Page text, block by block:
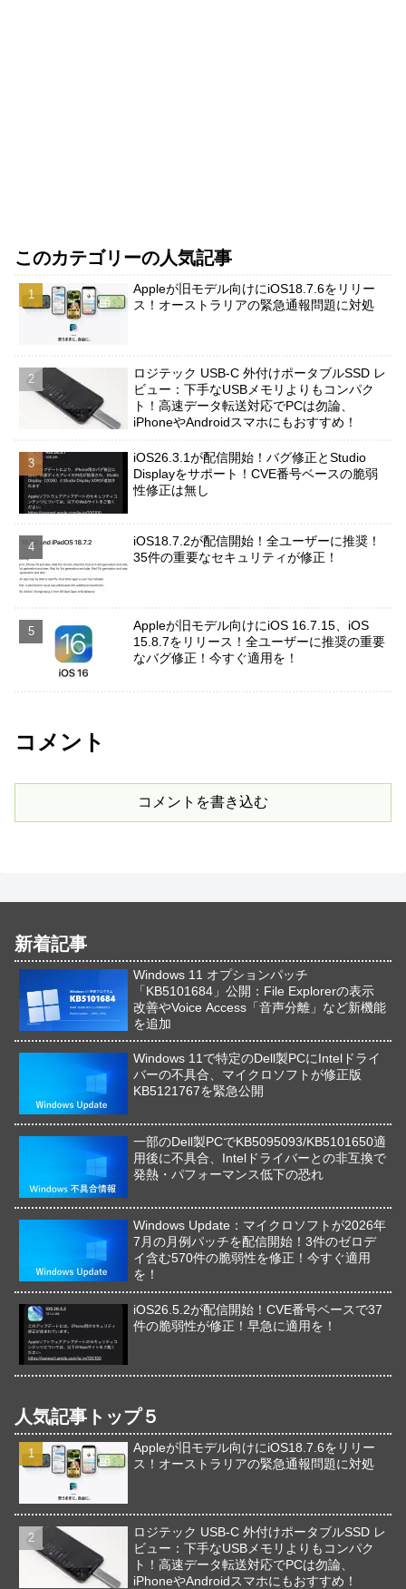
このカテゴリーの人気記事
Appleが旧モデル向けにiOS18.7.6をリリー
ス！オーストラリアの緊急通報問題に対処
ロジテック USB-C 外付けポータブルSSD レ
ビュー：下手なUSBメモリよりもコンパク
ト！高速データ転送対応でPCは勿論、
iPhoneやAndroidスマホにもおすすめ！
iOS26.3.1が配信開始！バグ修正とStudio
Displayをサポート！CVE番号ベースの脆弱
性修正は無し
iOS18.7.2が配信開始！全ユーザーに推奨！
35件の重要なセキュリティが修正！
Appleが旧モデル向けにiOS 16.7.15、iOS
15.8.7をリリース！全ユーザーに推奨の重要
なバグ修正！今すぐ適用を！
コメント
コメントを書き込む
新着記事
Windows 11 オプションパッチ
「KB5101684」公開：File Explorerの表示
改善やVoice Access「音声分離」など新機能
を追加
Windows 11で特定のDell製PCにIntelドライ
バーの不具合、マイクロソフトが修正版
KB5121767を緊急公開
一部のDell製PCでKB5095093/KB5101650適
用後に不具合、Intelドライバーとの非互換で
発熱・パフォーマンス低下の恐れ
Windows Update：マイクロソフトが2026年
7月の月例パッチを配信開始！3件のゼロデ
イ含む570件の脆弱性を修正！今すぐ適用
を！
iOS26.5.2が配信開始！CVE番号ベースで37
件の脆弱性が修正！早急に適用を！
人気記事トップ５
Appleが旧モデル向けにiOS18.7.6をリリー
ス！オーストラリアの緊急通報問題に対処
ロジテック USB-C 外付けポータブルSSD レ
ビュー：下手なUSBメモリよりもコンパク
ト！高速データ転送対応でPCは勿論、
iPhoneやAndroidスマホにもおすすめ！